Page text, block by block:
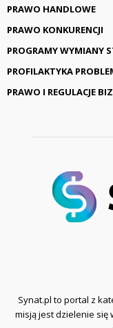
PRAWO HANDLOWE
PRAWO KONKURENCJI
PROGRAMY WYMIANY
PROFILAKTYKA
PRAWO I REGULACJE
Synat.pl to portal z
misją jest dzielenie się